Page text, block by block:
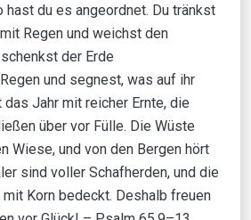
hast du es angeordnet. Du tränkst
Regen und weichst den
der Erde
und segnest, was auf ihr
Jahr mit reicher Ernte, die
über vor Fülle. Die Wüste
Wiese, und von den Bergen hört
sind voller Schafherden, und die
Korn bedeckt. Deshalb freuen